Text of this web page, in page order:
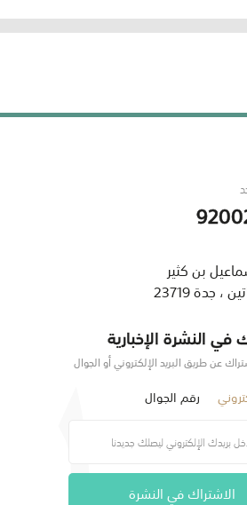
جدة 23719
في النشرة الإخبارية
عن طريق البريد الإلكتروني أو الجوال
رقم الجوال
الاشتراك في النشرة